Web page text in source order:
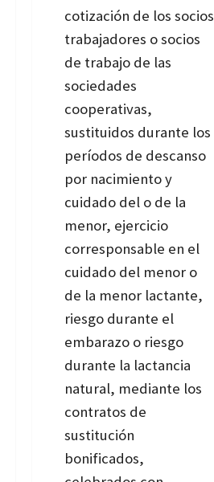
cotización de los socios
trabajadores o socios
de trabajo de las
sociedades
cooperativas,
sustituidos durante los
períodos de descanso
por nacimiento y
cuidado del o de la
menor, ejercicio
corresponsable en el
cuidado del menor o
de la menor lactante,
riesgo durante el
embarazo o riesgo
durante la lactancia
natural, mediante los
contratos de
sustitución
bonificados,